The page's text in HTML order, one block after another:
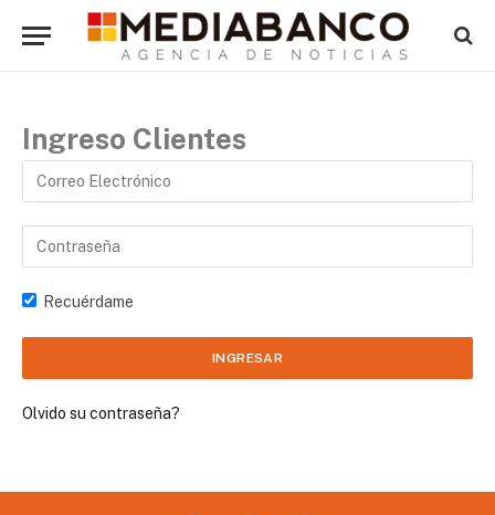
Ingreso Clientes
Recuérdame
Olvido su contraseña?